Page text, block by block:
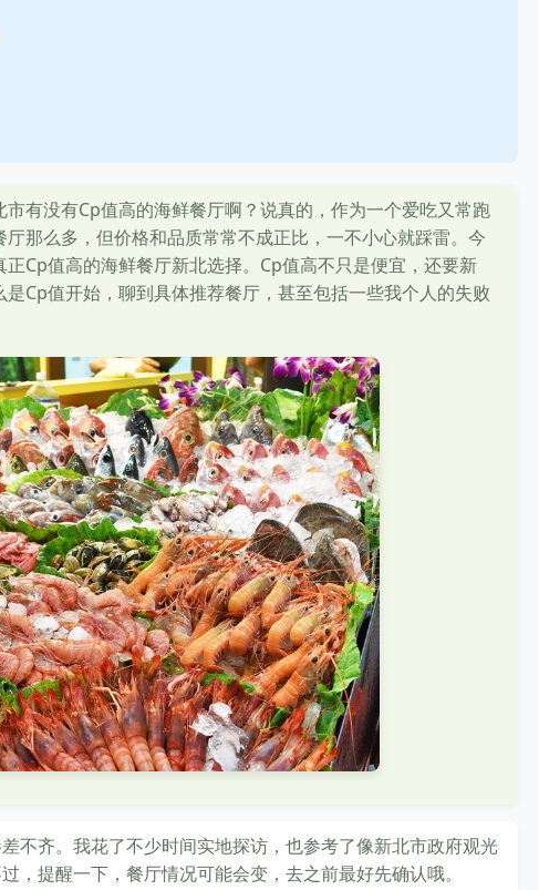
有没有Cp值高的海鲜餐厅啊？说真的，作为一个爱吃又常跑
那么多，但价格和品质常常不成正比，一不小心就踩雷。今
Cp值高的海鲜餐厅新北选择。Cp值高不只是便宜，还要新
Cp值开始，聊到具体推荐餐厅，甚至包括一些我个人的失败
不齐。我花了不少时间实地探访，也参考了像新北市政府观光
，提醒一下，餐厅情况可能会变，去之前最好先确认哦。